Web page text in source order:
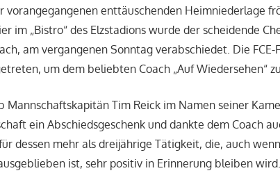
vorangegangenen enttäuschenden Heimniederlage
im „Bistro“ des Elzstadions wurde der scheidende
am vergangenen Sonntag verabschiedet. Die
um dem beliebten Coach „Auf Wiedersehen“
Mannschaftskapitän Tim Reick im Namen seiner
ein Abschiedsgeschenk und dankte dem Coach
dessen mehr als dreijährige Tätigkeit, die, auch
ist, sehr positiv in Erinnerung bleiben wird.